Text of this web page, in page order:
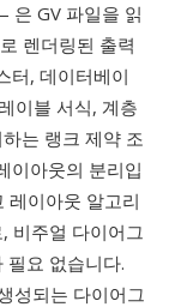
GV 파일을 읽
렌더링된 출력
터, 데이터베이
이블 서식, 계층
는 랭크 제약 조
이아웃의 분리입
이아웃 알고리
비주얼 다이어그
필요 없습니다.
성되는 다이어그